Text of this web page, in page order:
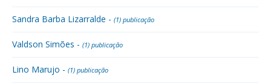
Sandra Barba Lizarralde - (1) publicação
Valdson Simões - (1) publicação
Lino Marujo - (1) publicação